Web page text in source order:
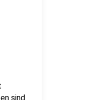
sind